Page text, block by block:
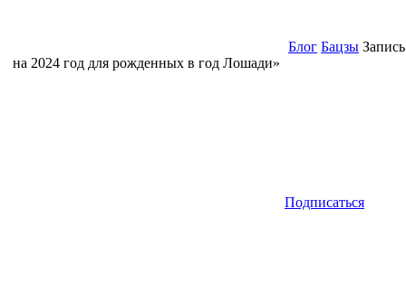
Блог Бацзы
на 2024 год для рожденных в год Лошади»
Подписаться